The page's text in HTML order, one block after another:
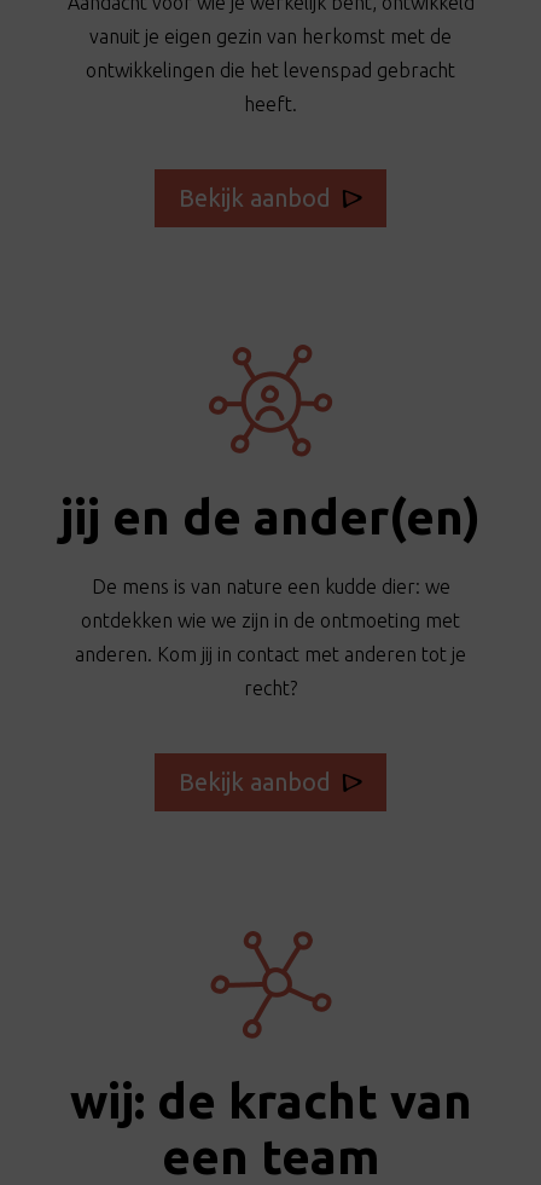
vanuit je eigen gezin van herkomst met de
ontwikkelingen die het levenspad gebracht
heeft.
Bekijk aanbod
jij en de ander(en)
De mens is van nature een kudde dier: we
ontdekken wie we zijn in de ontmoeting met
anderen. Kom jij in contact met anderen tot je
recht?
Bekijk aanbod
wij: de kracht van
een team